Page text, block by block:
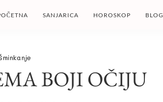
SANJARICA HOROSKOP BLOG
BOJI OČIJU